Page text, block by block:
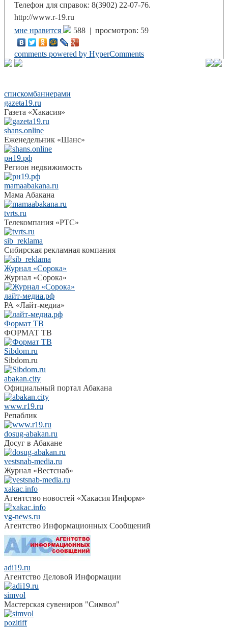
Телефон для справок: 8(3902) 22-07-76.
http://www.r-19.ru
мне нравится
588 | просмотров: 59
comments powered by HyperComments
спискомбаннерами
gazeta19.ru
Газета «Хакасия»
shans.online
Еженедельник «Шанс»
рн19.рф
Регион недвижимость
mamaabakana.ru
Мама Абакана
tvrts.ru
Телекомпания «РТС»
sib_reklama
Сибирская рекламная компания
Журнал «Сорока»
Журнал «Сорока»
лайт-медиа.рф
РА «Лайт-медиа»
Формат ТВ
ФОРМАТ ТВ
Sibdom.ru
Sibdom.ru
abakan.city
Официальный портал Абакана
www.r19.ru
Репаблик
dosug-abakan.ru
Досуг в Абакане
vestsnab-media.ru
Журнал «Вестснаб»
xakac.info
Агентство новостей «Хакасия Информ»
vg-news.ru
Агентство Информационных Сообщений
adi19.ru
Агентство Деловой Информации
simvol
Мастерская сувениров "Символ"
pozitiff